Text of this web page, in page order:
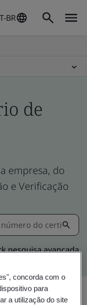
BR
de
empresa, do
e Verificação
pesquisa avançada
concorda com o
para
a utilização do site